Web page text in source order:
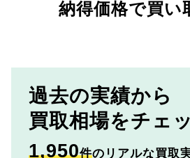
納得価格で買い
過去の実績から
買取相場をチェ
1,950件のリアルな買取